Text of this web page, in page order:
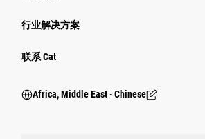
行业解决方案
行业
联系 Cat
Africa, Middle East ‧ Chinese